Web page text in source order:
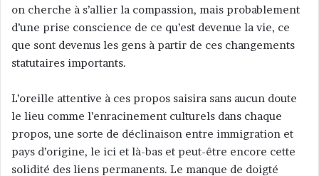
on cherche à s’allier la compassion, mais probablement
d’une prise conscience de ce qu’est devenue la vie, ce
que sont devenus les gens à partir de ces changements
statutaires importants.
L’oreille attentive à ces propos saisira sans aucun doute
le lieu comme l’enracinement culturels dans chaque
propos, une sorte de déclinaison entre immigration et
pays d’origine, le ici et là-bas et peut-être encore cette
solidité des liens permanents. Le manque de doigté